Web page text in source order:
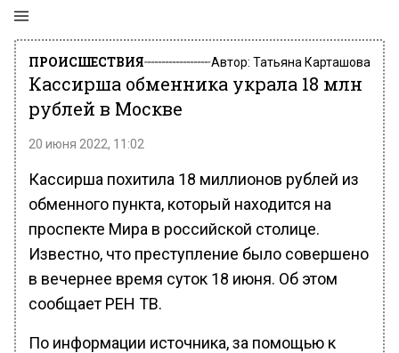
ПРОИСШЕСТВИЯ Автор: Татьяна Карташова
Кассирша обменника украла 18 млн
рублей в Москве
20 июня 2022, 11:02
Кассирша похитила 18 миллионов рублей из
обменного пункта, который находится на
проспекте Мира в российской столице.
Известно, что преступление было совершено
в вечернее время суток 18 июня. Об этом
сообщает РЕН ТВ.
По информации источника, за помощью к